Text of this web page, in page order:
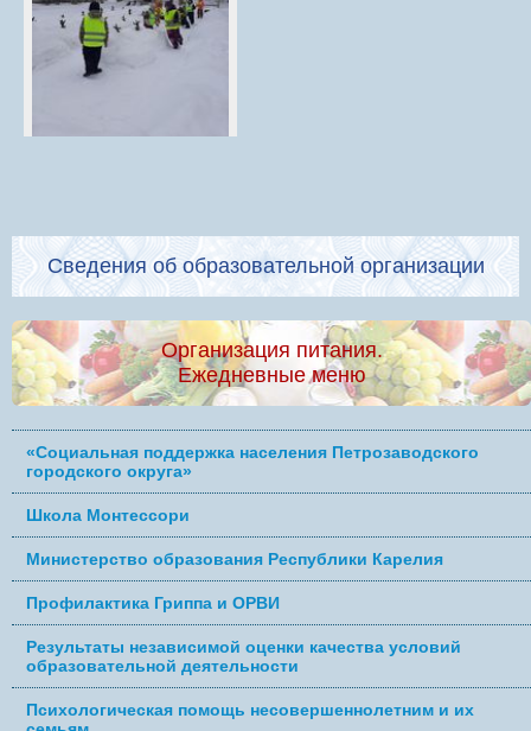
Сведения об образовательной организации
Организация питания.
Ежедневные меню
«Социальная поддержка населения Петрозаводского
городского округа»
Школа Монтессори
Министерство образования Республики Карелия
Профилактика Гриппа и ОРВИ
Результаты независимой оценки качества условий
образовательной деятельности
Психологическая помощь несовершеннолетним и их